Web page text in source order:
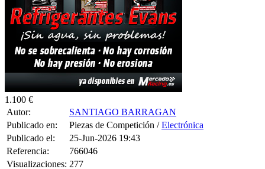
1.100 €
Autor:
Publicado en:
Piezas de Competición /Electrónica
Publicado el:
25-Jun-2026 19:43
Referencia:
766046
Visualizaciones:
277
Provincia:
Badajoz